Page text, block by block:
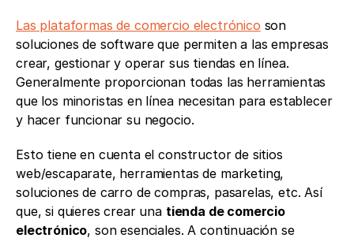
Las plataformas de comercio electrónico son
soluciones de software que permiten a las empresas
crear, gestionar y operar sus tiendas en línea.
Generalmente proporcionan todas las herramientas
que los minoristas en línea necesitan para establecer
y hacer funcionar su negocio.
Esto tiene en cuenta el constructor de sitios
web/escaparate, herramientas de marketing,
soluciones de carro de compras, pasarelas, etc. Así
que, si quieres crear una tienda de comercio
electrónico, son esenciales. A continuación se